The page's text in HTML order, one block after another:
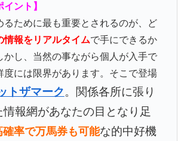
イント】
るために最も重要とされるのが、ど
情報をリアルタイムで手にできるか
かし、当然の事ながら個人が入手で
度には限界があります。そこで登場
トザマーク。関係各所に張り
報網があなたの目となり足
確率で万馬券も可能な的中好機